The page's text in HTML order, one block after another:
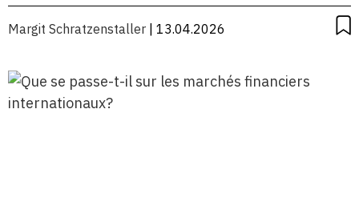
Margit Schratzenstaller | 13.04.2026